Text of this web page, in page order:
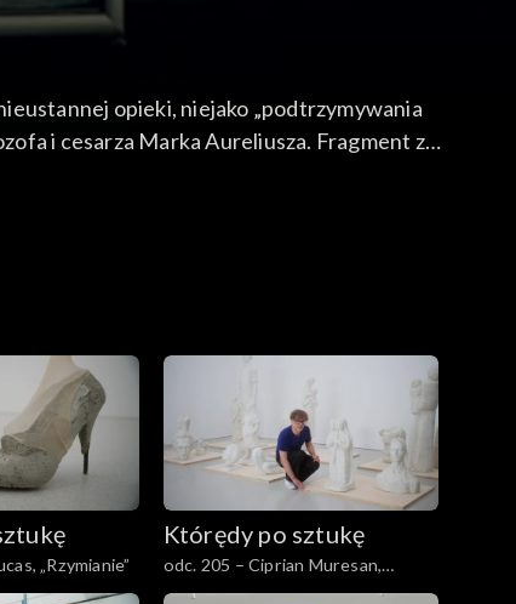
opieki, niejako „podtrzymywania
i cesarza Marka Aureliusza. Fragment z
i już się do życia przyzwyczaiłeś, albo
„Rzymianie”
Którędy po sztukę
odc. 205 – Ciprian Muresan,
„Niewidzialny Urzędnik – Balast”